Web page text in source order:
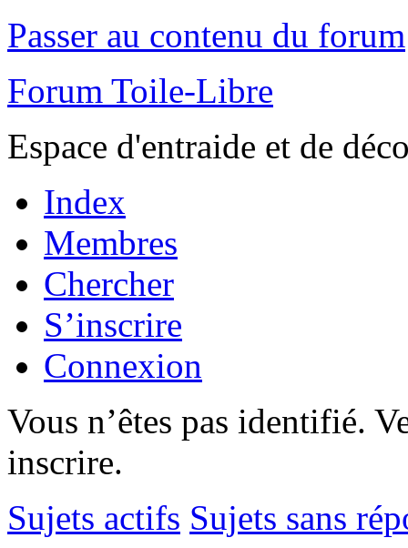
Passer au contenu du forum
Forum Toile-Libre
Espace d'entraide et de
Index
Membres
Chercher
S’inscrire
Connexion
Vous n’êtes pas identifié.
inscrire.
Sujets actifs Sujets sans